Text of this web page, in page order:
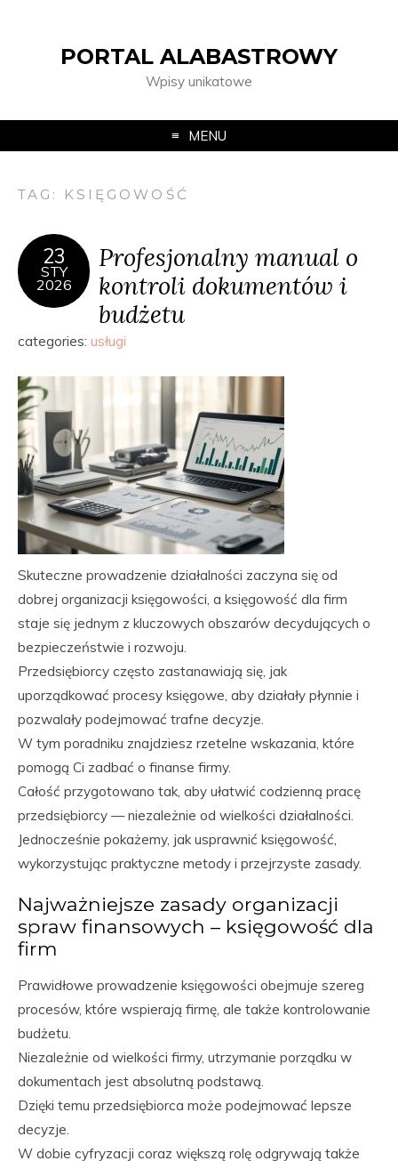
PORTAL ALABASTROWY
Wpisy unikatowe
MENU
TAG: KSIĘGOWOŚĆ
23
STY
2026
Profesjonalny manual o
kontroli dokumentów i
budżetu
categories: usługi
Skuteczne prowadzenie działalności zaczyna się od
dobrej organizacji księgowości, a księgowość dla firm
staje się jednym z kluczowych obszarów decydujących o
bezpieczeństwie i rozwoju.
Przedsiębiorcy często zastanawiają się, jak
uporządkować procesy księgowe, aby działały płynnie i
pozwalały podejmować trafne decyzje.
W tym poradniku znajdziesz rzetelne wskazania, które
pomogą Ci zadbać o finanse firmy.
Całość przygotowano tak, aby ułatwić codzienną pracę
przedsiębiorcy — niezależnie od wielkości działalności.
Jednocześnie pokażemy, jak usprawnić księgowość,
wykorzystując praktyczne metody i przejrzyste zasady.
Najważniejsze zasady organizacji
spraw finansowych – księgowość dla
firm
Prawidłowe prowadzenie księgowości obejmuje szereg
procesów, które wspierają firmę, ale także kontrolowanie
budżetu.
Niezależnie od wielkości firmy, utrzymanie porządku w
dokumentach jest absolutną podstawą.
Dzięki temu przedsiębiorca może podejmować lepsze
decyzje.
W dobie cyfryzacji coraz większą rolę odgrywają także